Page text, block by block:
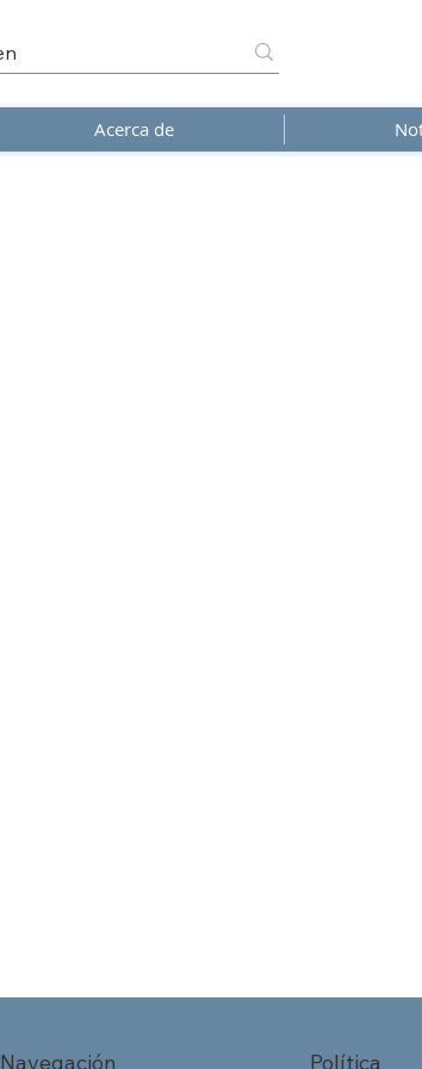
Acerca de
Navegación Política